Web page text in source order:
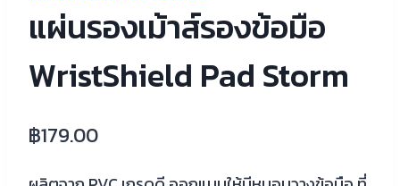
แผ่นรองเม้าส์รองข้อมือ
WristShield Pad Storm
฿179.00